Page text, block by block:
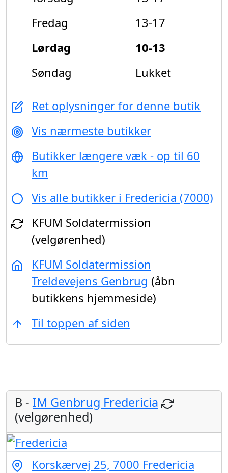
Fredag
13-17
Lørdag
10-13
Søndag
Lukket
Ret oplysninger for denne butik
Vis nærmeste butikker
Butikker længere væk - op til 60
km
Vis alle butikker i Fredericia (7000)
KFUM Soldatermission
(velgørenhed)
KFUM Soldatermission
Treldevejens Genbrug (åbn
butikkens hjemmeside)
Til toppen af siden
B - IM Genbrug Fredericia
(velgørenhed)
Korskærvej 25, 7000 Fredericia